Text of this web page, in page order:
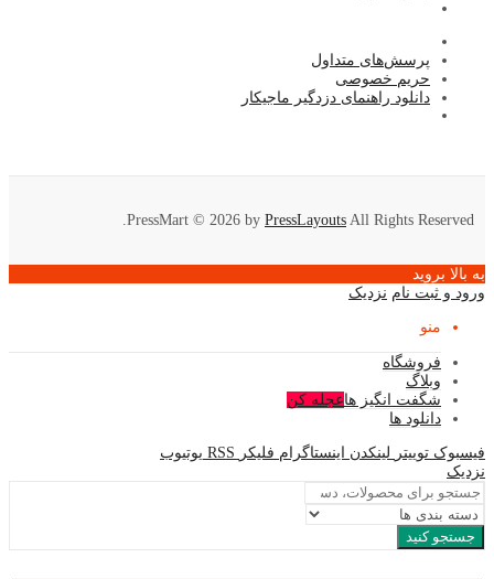
پرسش‌های متداول
حریم خصوصی
دانلود راهنمای دزدگیر ماجیکار
PressMart © 2026 by PressLayouts All Rights Reserved.
به بالا بروید
ورود و ثبت نام نزدیک
منو
فروشگاه
وبلاگ
شگفت انگیز هاعجله کن
دانلود ها
فیسبوک توییتر لینکدن اینستاگرام فلیکر RSS یوتیوب
نزدیک
جستجو کنید